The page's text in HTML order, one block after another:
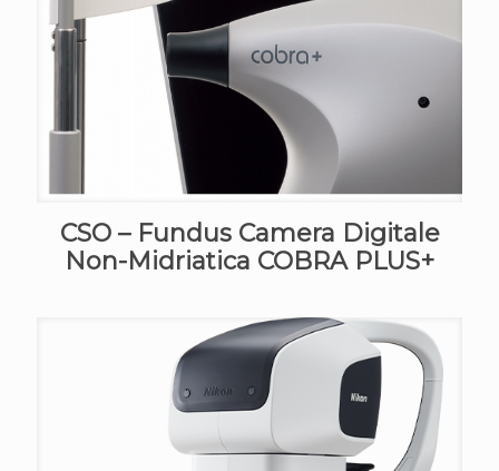
CSO – Fundus Camera Digitale
Non-Midriatica COBRA PLUS+